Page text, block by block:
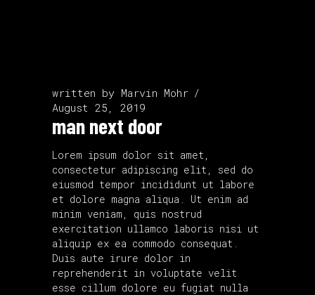
written by Marvin Mohr
August 25, 2019
man next door
Lorem ipsum dolor sit amet,
consectetur adipiscing elit, sed do
eiusmod tempor incididunt ut labore
et dolore magna aliqua. Ut enim ad
minim veniam, quis nostrud
exercitation ullamco laboris nisi ut
aliquip ex ea commodo consequat.
Duis aute irure dolor in
reprehenderit in voluptate velit
esse cillum dolore eu fugiat nulla